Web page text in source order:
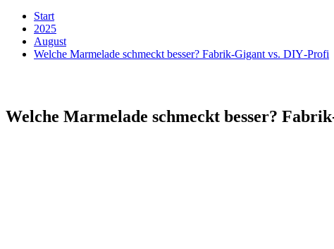
Start
2025
August
Welche Marmelade schmeckt besser? Fabrik‑Gigant vs. DIY‑Profi
Welche Marmelade schmeckt besser?